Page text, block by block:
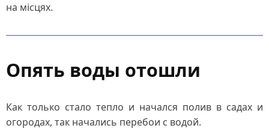
на місцях.
Опять воды отошли
Как только стало тепло и начался полив в садах и
огородах, так начались перебои с водой.